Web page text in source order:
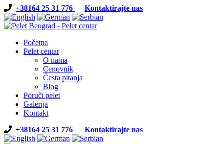
+38164 25 31 776 Kontaktirajte nas
Početna
Pelet centar
O nama
Cenovnik
Česta pitanja
Blog
Poruči pelet
Galerija
Kontakt
+38164 25 31 776
Kontaktirajte nas